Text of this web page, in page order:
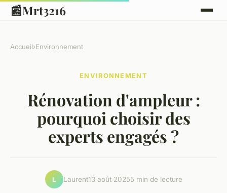
📰Mrt3216
Accueil›Environnement
ENVIRONNEMENT
Rénovation d'ampleur :
pourquoi choisir des
experts engagés ?
L Laurent13 août 20255 min de lecture